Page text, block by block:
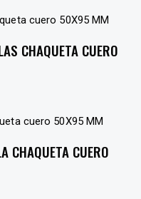
CHAQUETA CUERO
CHAQUETA CUERO